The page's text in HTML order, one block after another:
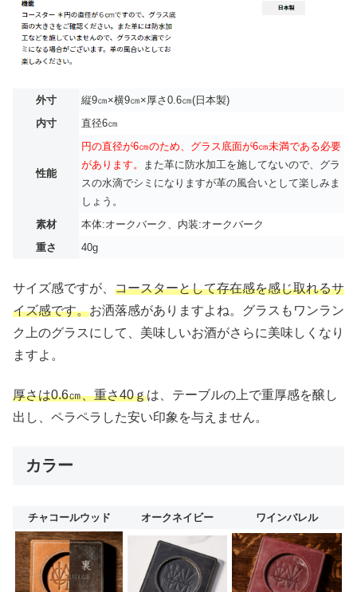
外寸
縦9㎝×横9㎝×厚さ0.6㎝(日本製)
内寸
直径6㎝
性能
円の直径が6㎝のため、グラス底面が6㎝未満である必要
があります。
また革に防水加工を施してないので、グラ
スの水滴でシミになりますが革の風合いとして楽しみま
しょう。
素材
本体:オークバーク、内装:オークバーク
重さ
40g
サイズ感ですが、 コースターとして存在感を感じ取れるサ
イズ感です。お洒落感がありますよね。グラスもワンラン
ク上のグラスにして、美味しいお酒がさらに美味しくなり
ますよ。
厚さは0.6㎝、重さ40ｇは、テーブルの上で重厚感を醸し
出し、ペラペラした安い印象を与えません。
カラー
チャコールウッド オークネイビー ワインバレル